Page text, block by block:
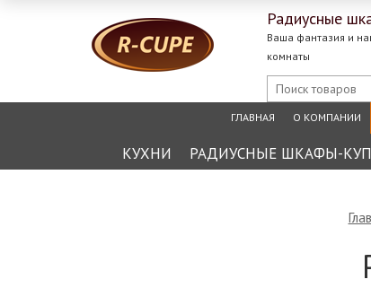
Радиусные
Ваша фантазия и
комнаты
ГЛАВНАЯ О КОМПАНИИ
КУХНИ РАДИУСНЫЕ ШКАФЫ-